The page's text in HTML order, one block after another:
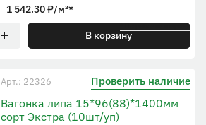
1 542.30₽/м²*
* По рабочей ширине
В корзину
Арт.: 22326 Проверить наличие
Вагонка липа 15*96(88)*1400мм
сорт Экстра (10шт/уп)